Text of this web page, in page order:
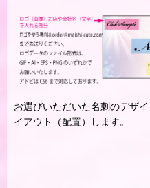
お選びいただいた名刺のデザ
イアウト（配置）します。